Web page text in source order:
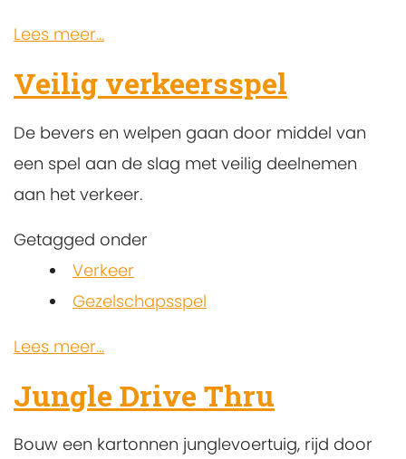
Lees meer...
Veilig verkeersspel
De bevers en welpen gaan door middel van
een spel aan de slag met veilig deelnemen
aan het verkeer.
Getagged onder
Verkeer
Gezelschapsspel
Lees meer...
Jungle Drive Thru
Bouw een kartonnen junglevoertuig, rijd door